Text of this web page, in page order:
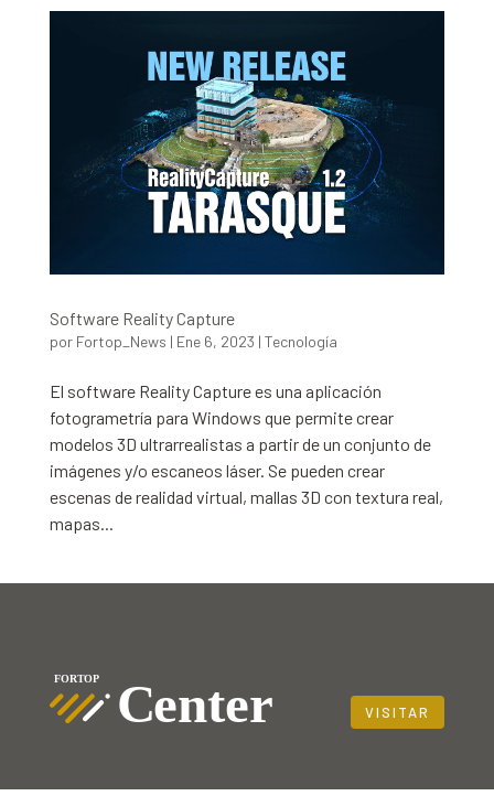
Software Reality Capture
por Fortop_News | Ene 6, 2023 | Tecnología
El software Reality Capture es una aplicación
fotogrametría para Windows que permite crear
modelos 3D ultrarrealistas a partir de un conjunto de
imágenes y/o escaneos láser. Se pueden crear
escenas de realidad virtual, mallas 3D con textura real,
mapas...
VISITAR